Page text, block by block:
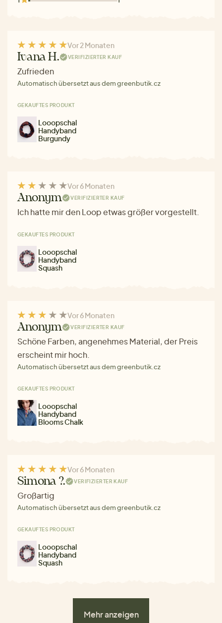
Vor 2 Monaten
Ivana H. VERIFIZIERTER KAUF
Zufrieden
Automatisch übersetzt aus dem greenbutik.cz
GEKAUFTES PRODUKT
Looopschal
Handyband
Burgundy
Vor 6 Monaten
Anonym VERIFIZIERTER KAUF
Ich hatte mir den Loop etwas größer vorgestellt.
GEKAUFTES PRODUKT
Looopschal
Handyband
Squash
Vor 6 Monaten
Anonym VERIFIZIERTER KAUF
Schöne Farben, angenehmes Material, der Preis
erscheint mir hoch.
Automatisch übersetzt aus dem greenbutik.cz
GEKAUFTES PRODUKT
Looopschal
Handyband
Blooms Chalk
Vor 6 Monaten
Simona ?. VERIFIZIERTER KAUF
Großartig
Automatisch übersetzt aus dem greenbutik.cz
GEKAUFTES PRODUKT
Looopschal
Handyband
Squash
Mehr anzeigen